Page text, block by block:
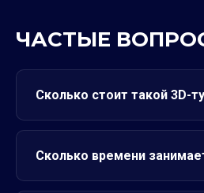
ЧАСТЫЕ
Сколько стоит такой 3D-
Сколько времени